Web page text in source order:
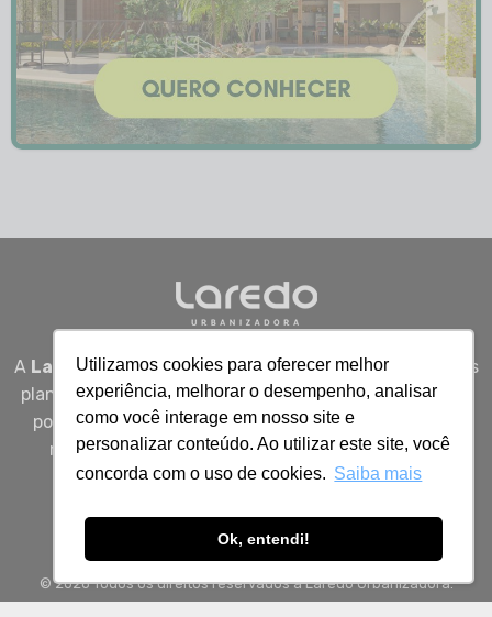
Utilizamos cookies para oferecer melhor
experiência, melhorar o desempenho, analisar
como você interage em nosso site e
personalizar conteúdo. Ao utilizar este site, você
concorda com o uso de cookies. Saiba mais
Ok, entendi!
A Laredo Urbanizadora desenvolve empreendimentos
planejados em Sergipe, unindo qualidade, segurança e
potencial real de valorização para quem busca viver
melhor, investir bem e construir patrimônio com
inteligência.
© 2026 Todos os direitos reservados à Laredo Urbanizadora.